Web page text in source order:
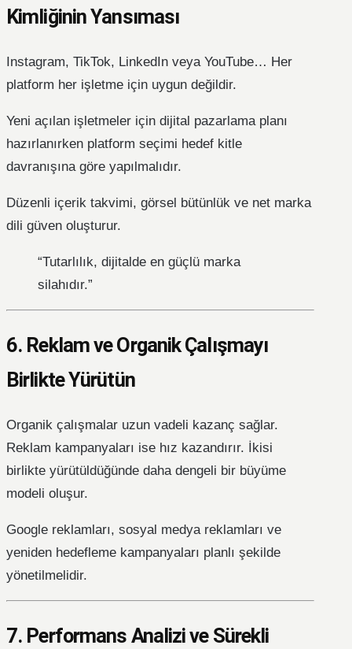
Kimliğinin Yansıması
Instagram, TikTok, LinkedIn veya YouTube… Her
platform her işletme için uygun değildir.
Yeni açılan işletmeler için dijital pazarlama planı
hazırlanırken platform seçimi hedef kitle
davranışına göre yapılmalıdır.
Düzenli içerik takvimi, görsel bütünlük ve net marka
dili güven oluşturur.
“Tutarlılık, dijitalde en güçlü marka
silahıdır.”
6. Reklam ve Organik Çalışmayı
Birlikte Yürütün
Organik çalışmalar uzun vadeli kazanç sağlar.
Reklam kampanyaları ise hız kazandırır. İkisi
birlikte yürütüldüğünde daha dengeli bir büyüme
modeli oluşur.
Google reklamları, sosyal medya reklamları ve
yeniden hedefleme kampanyaları planlı şekilde
yönetilmelidir.
7. Performans Analizi ve Sürekli